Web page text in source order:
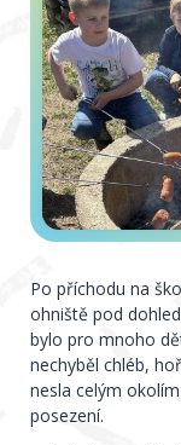
Po příchodu na
ohniště pod
bylo pro mnoho
nechyběl chléb,
nesla celým
posezení.